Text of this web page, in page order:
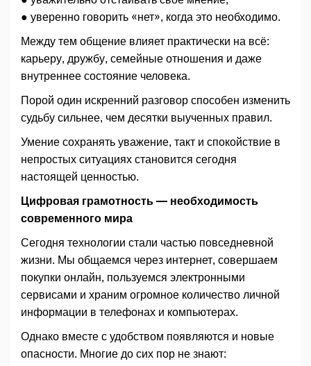
● уверенно говорить «нет», когда это необходимо.
Между тем общение влияет практически на всё:
карьеру, дружбу, семейные отношения и даже
внутреннее состояние человека.
Порой один искренний разговор способен изменить
судьбу сильнее, чем десятки выученных правил.
Умение сохранять уважение, такт и спокойствие в
непростых ситуациях становится сегодня
настоящей ценностью.
Цифровая грамотность — необходимость
современного мира
Сегодня технологии стали частью повседневной
жизни. Мы общаемся через интернет, совершаем
покупки онлайн, пользуемся электронными
сервисами и храним огромное количество личной
информации в телефонах и компьютерах.
Однако вместе с удобством появляются и новые
опасности. Многие до сих пор не знают: